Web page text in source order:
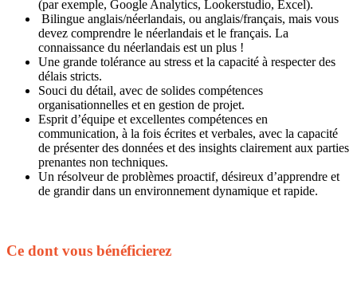
(par exemple, Google Analytics, Lookerstudio, Excel).
Bilingue anglais/néerlandais, ou anglais/français, mais vous
devez comprendre le néerlandais et le français. La
connaissance du néerlandais est un plus !
Une grande tolérance au stress et la capacité à respecter des
délais stricts.
Souci du détail, avec de solides compétences
organisationnelles et en gestion de projet.
Esprit d’équipe et excellentes compétences en
communication, à la fois écrites et verbales, avec la capacité
de présenter des données et des insights clairement aux parties
prenantes non techniques.
Un résolveur de problèmes proactif, désireux d’apprendre et
de grandir dans un environnement dynamique et rapide.
Ce dont vous bénéficierez